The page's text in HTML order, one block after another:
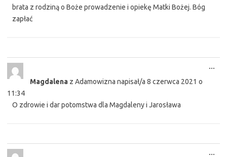
brata z rodziną o Boże prowadzenie i opiekę Matki Bożej. Bóg
zapłać
Magdalena z Adamowizna napisał/a 8 czerwca 2021 o
11:34
O zdrowie i dar potomstwa dla Magdaleny i Jarosława
...
...